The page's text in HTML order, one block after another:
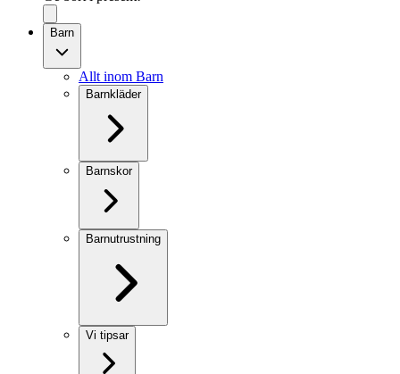
Barn
Allt inom Barn
Barnkläder
Barnskor
Barnutrustning
Vi tipsar